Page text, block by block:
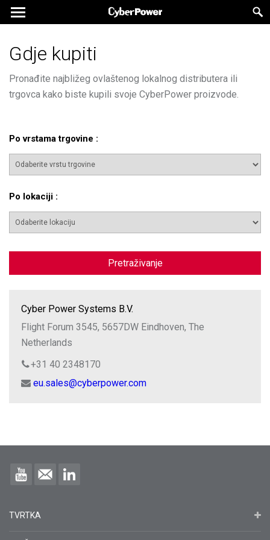
Gdje kupiti
Pronađite najbližeg ovlaštenog lokalnog distributera ili
trgovca kako biste kupili svoje CyberPower proizvode.
Po vrstama trgovine :
Po lokaciji :
Pretraživanje
Cyber Power Systems B.V.
Flight Forum 3545, 5657DW Eindhoven, The
Netherlands
+31 40 2348170
eu.sales@cyberpower.com
TVRTKA